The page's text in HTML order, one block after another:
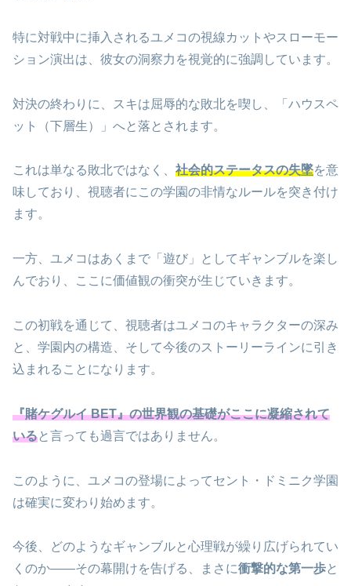
特に対戦中に挿入されるユメコの視線カットやスローモー
ション演出は、彼女の洞察力を視覚的に強調しています。
対決の終わりに、スキは屈辱的な敗北を喫し、「ハウスペ
ット（下層生）」へと落とされます。
これは単なる敗北ではなく、 社会的ステータスの失墜を意
味しており、視聴者にこの学園の非情なルールを突き付け
ます。
一方、ユメコはあくまで「遊び」としてギャンブルを楽し
んでおり、ここに価値観の衝突が生じていきます。
この初戦を通じて、視聴者はユメコのキャラクターの深み
と、学園内の構造、そして今後のストーリーラインに引き
込まれることになります。
『賭ケグルイ BET』の世界観の基礎がここに凝縮されて
いると言っても過言ではありません。
このように、ユメコの登場によってセント・ドミニク学園
は確実に変わり始めます。
今後、どのようなギャンブルと心理戦が繰り広げられてい
くのか――その幕開けを告げる、まさに衝撃的な第一歩と